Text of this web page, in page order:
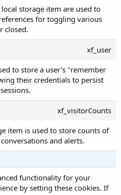
storage item are used to
for toggling various
closed.
xf_user
to store a user's "remember
their credentials to persist
xf_visitorCounts
item is used to store counts of
and alerts.
functionality for your
by setting these cookies. If